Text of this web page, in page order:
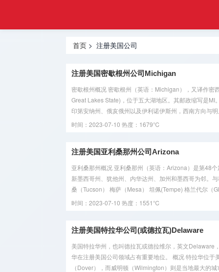
注册
登记
网
公司
注册香港
注册美国
公司
公司
海外金融
牌照
公司银行
开户
首页 > 注册美国公司
注册美国密歇根州公司Michigan
密歇根州概况 密歇根州（英语：Michigan），又译作密
Great Lakes State)，位于五大湖地区。其邮政缩写是
印第安纳州、俄亥俄州以及伊利诺伊斯州，西南方向与
时间：2023-07-10 热度：1679℃
注册美国亚利桑那州公司Arizona
亚利桑那州概况 亚利桑那州（英语：Arizona）是第48
新墨西哥州、犹他州、内华达州、加州和墨西哥为邻。
桑（Tucson） 梅萨（Mesa） 坦佩(Tempe) 格兰代尔（
时间：2023-07-10 热度：1551℃
注册美国特拉华公司(或德拉瓦)Delaware
美国特拉华州，也叫德拉瓦或德拉维尔，英文Delaware
华在注册美国公司领域占有重要地位。 概况 特拉华位
（Dover），而威明顿（Wilmington）则是当地最大的